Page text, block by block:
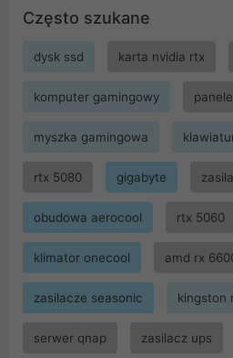
Często szukane
dysk ssd karta nvidia rtx
komputer gamingowy
myszka gamingowa
rtx 5080 gigabyte
obudowa aerocool rtx 5060
klimator onecool amd rx
zasilacze seasonic kingston
serwer qnap zasilacz ups